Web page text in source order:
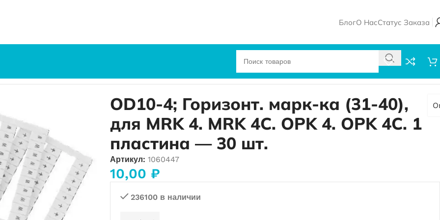
БлогО НасСтатус Заказа
OD10-4; Горизонт. марк-ка (31-40),
для MRK 4. MRK 4C. OPK 4. OPK 4C. 1
пластина — 30 шт.
Артикул: 1060447
10,00 ₽
236100 в наличии